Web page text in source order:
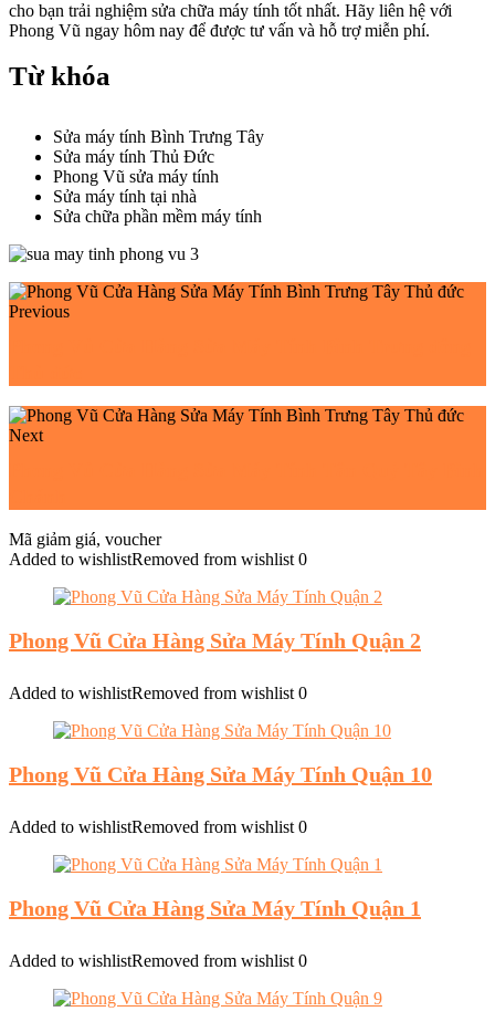
cho bạn trải nghiệm sửa chữa máy tính tốt nhất. Hãy liên hệ với
Phong Vũ ngay hôm nay để được tư vấn và hỗ trợ miễn phí.
Từ khóa
Sửa máy tính Bình Trưng Tây
Sửa máy tính Thủ Đức
Phong Vũ sửa máy tính
Sửa máy tính tại nhà
Sửa chữa phần mềm máy tính
Previous
Next
Mã giảm giá, voucher
Added to wishlistRemoved from wishlist 0
Phong Vũ Cửa Hàng Sửa Máy Tính Quận 2
Added to wishlistRemoved from wishlist 0
Phong Vũ Cửa Hàng Sửa Máy Tính Quận 10
Added to wishlistRemoved from wishlist 0
Phong Vũ Cửa Hàng Sửa Máy Tính Quận 1
Added to wishlistRemoved from wishlist 0